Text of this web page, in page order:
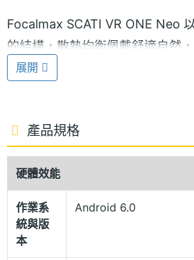
Focalmax SCATI VR ONE Neo
的結構，散熱均衡佩戴舒適自然
材質，加速散熱效果，搭配全球
膚奈米材質，折疊處是耐用的矽
舒適呵護，正面配備 5.5 吋 2K
面不同步的狀況，確保觀看 VR
體驗，以獨特方形非球面鏡片光
75mm 瞳距，適合遠視 200 度以
內的用戶配戴，可視角高達 110
展開
產品規格
硬體效能
作業系
統與版
本
Android 6.0